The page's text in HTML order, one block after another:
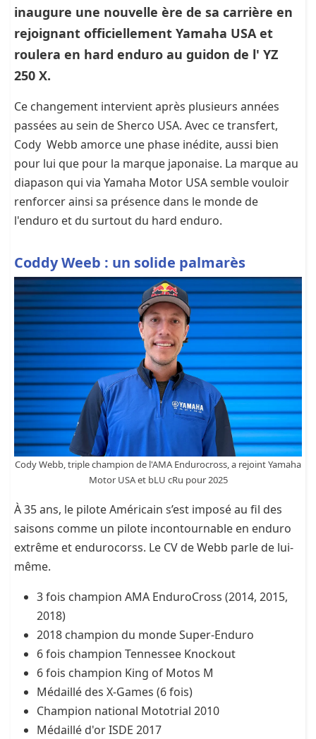
inaugure une nouvelle ère de sa carrière en
rejoignant officiellement Yamaha USA et
roulera en hard enduro au guidon de l' YZ
250 X.
Ce changement intervient après plusieurs années
passées au sein de Sherco USA. Avec ce transfert,
Cody Webb amorce une phase inédite, aussi bien
pour lui que pour la marque japonaise. La marque au
diapason qui via Yamaha Motor USA semble vouloir
renforcer ainsi sa présence dans le monde de
l'enduro et du surtout du hard enduro.
Coddy Weeb : un solide palmarès
Cody Webb, triple champion de l'AMA Endurocross, a rejoint Yamaha
Motor USA et bLU cRu pour 2025
À 35 ans, le pilote Américain s’est imposé au fil des
saisons comme un pilote incontournable en enduro
extrême et endurocorss. Le CV de Webb parle de lui-
même.
3 fois champion AMA EnduroCross (2014, 2015,
2018)
2018 champion du monde Super-Enduro
6 fois champion Tennessee Knockout
6 fois champion King of Motos M
Médaillé des X-Games (6 fois)
Champion national Mototrial 2010
Médaillé d'or ISDE 2017